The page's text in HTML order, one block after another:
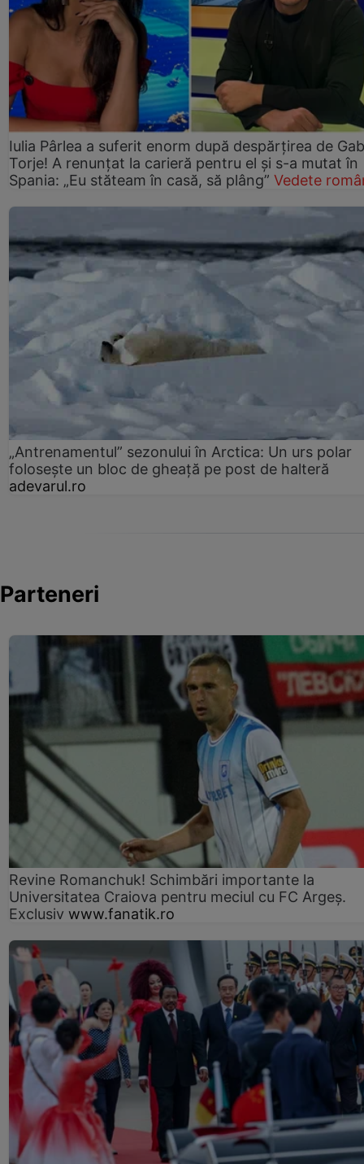
Iulia Pârlea a suferit enorm după despărțirea de
Torje! A renunțat la carieră pentru el și s-a mutat în
Spania: „Eu stăteam în casă, să plâng” Vedete
„Antrenamentul” sezonului în Arctica: Un urs polar
folosește un bloc de gheață pe post de halteră
adevarul.ro
Parteneri
Revine Romanchuk! Schimbări importante la
Universitatea Craiova pentru meciul cu FC Argeş.
Exclusiv www.fanatik.ro